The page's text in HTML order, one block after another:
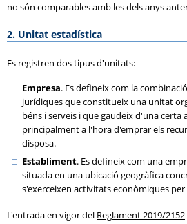
no són comparables amb les dels anys
2. Unitat estadística
Es registren dos tipus d'unitats:
Empresa. Es defineix com la
jurídiques que constitueix una unitat
béns i serveis i que gaudeix d'una certa
principalment a l'hora d'emprar els
disposa.
Establiment. Es defineix com una
situada en una ubicació geogràfica
s'exerceixen activitats econòmiques
L'entrada en vigor del Reglament 2019/2152